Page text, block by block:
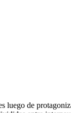
luego de